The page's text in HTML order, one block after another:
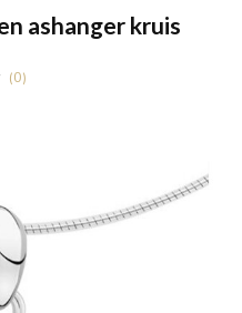
ashanger kruis
(0)